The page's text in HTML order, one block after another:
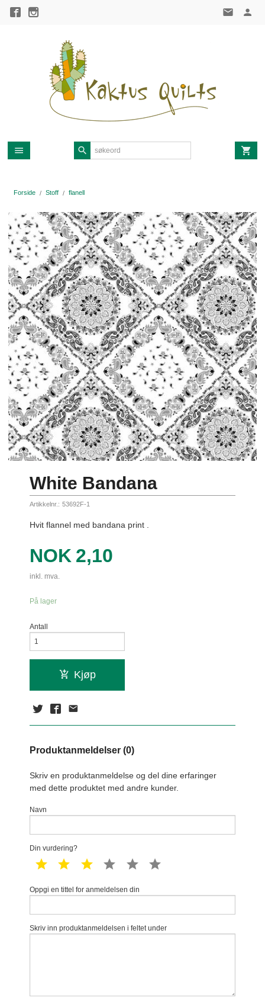
Gå
Forside Stoff flanell
White Bandana
Artikkelnr.: 53692F-1
Hvit flannel med bandana print .
Pris
NOK 2,10
inkl. mva.
På lager
Antall
Kjøp
Produktanmeldelser (0)
Skriv en produktanmeldelse og del dine erfaringer
med dette produktet med andre kunder.
Navn
Din vurdering?
1 star 2 star 3 star 4 star 5 star
Oppgi en tittel for anmeldelsen din
Skriv inn produktanmeldelsen i feltet under